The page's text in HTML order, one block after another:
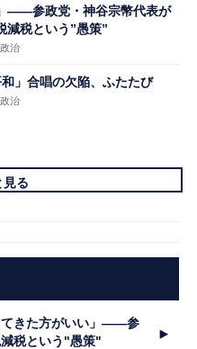
――参政党・神谷宗幣代表が
減税という”愚策”
.政治
」合唱の欠陥、ふたたび
.政治
見る
てきた方がいい」――参
税という"愚策"